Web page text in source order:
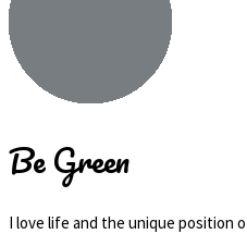
Be Green
I love life and the unique position